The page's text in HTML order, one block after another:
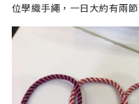
位學織手繩，一日大約有兩